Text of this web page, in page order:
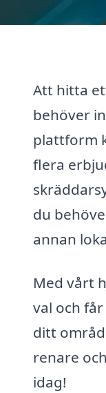
Att hitta
behöver
plattform
flera
du
annan
Med vårt
val och
ditt
renare
idag!